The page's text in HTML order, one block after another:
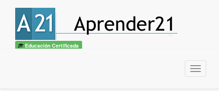
Quiero ser experto →
Educación Certificada
Menu